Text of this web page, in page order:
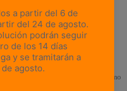
1 reseña
CALCETINES CIRCE WNS -
Negro
Comodidad natural para el senderismo